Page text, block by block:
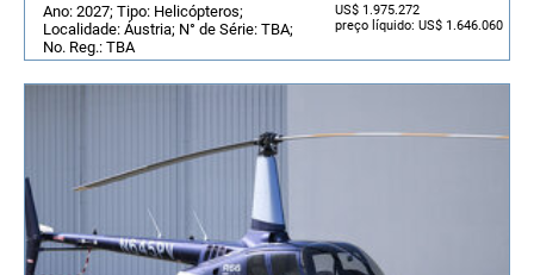
US$ 1.975.272
preço líquido: US$ 1.646.060
Ano: 2027; Tipo: Helicópteros;
Localidade: Áustria; N° de Série: TBA;
No. Reg.: TBA